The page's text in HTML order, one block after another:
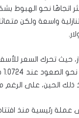
اتجاهًا نحو الهبوط
واسعة ولكن
حيث تحرك السعر
ذلك الحين، على الرغم
عملة رئيسية منذ